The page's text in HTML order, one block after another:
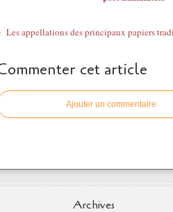
cet article
Ajouter un commentaire
Archives